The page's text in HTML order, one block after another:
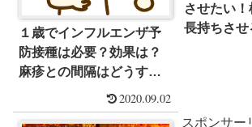
１歳でインフルエンザ予
防接種は必要？効果は？
麻疹との間隔はどうす
2020.09.02
させたい
長持ちさせ
スポンサー